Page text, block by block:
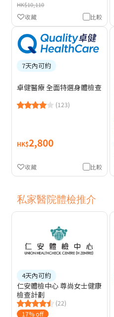
HK$10,110
比較
收藏
7天內可約
卓健醫療 全面特選身體檢查
(123)
HK$2,800
比較
收藏
私家醫院體檢推介
4天內可約
仁安體檢中心 尊尚女士健康
檢查計劃
(22)
17% off